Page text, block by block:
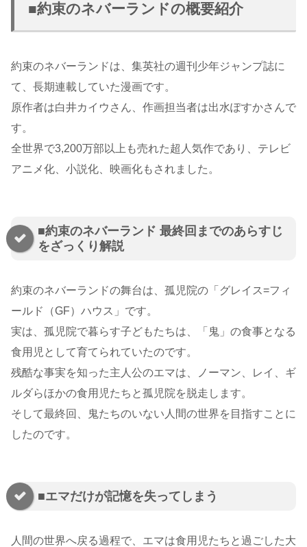
■約束のネバーランドの概要紹介
約束のネバーランドは、集英社の週刊少年ジャンプ誌に
て、長期連載していた漫画です。
原作者は白井カイウさん、作画担当者は出水ぽすかさんで
す。
全世界で3,200万部以上も売れた超人気作であり、テレビ
アニメ化、小説化、映画化もされました。
■約束のネバーランド 最終回までのあらすじ
をざっくり解説
約束のネバーランドの舞台は、孤児院の「グレイス=フィ
ールド（GF）ハウス」です。
実は、孤児院で暮らす子どもたちは、「鬼」の食事となる
食用児として育てられていたのです。
残酷な事実を知った主人公のエマは、ノーマン、レイ、ギ
ルダらほかの食用児たちと孤児院を脱走します。
そして最終回、鬼たちのいない人間の世界を目指すことに
したのです。
■エマだけが記憶を失ってしまう
人間の世界へ戻る過程で、エマは食用児たちと過ごした大